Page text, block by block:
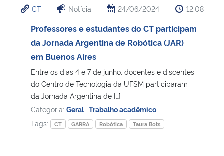
Ministério da Cidadania
Ministério de Minas e Energia
Ministério da Ciência, Tecnologia, Inovações e Comunicações
Ministério do Meio Ambiente
Ministério do Turismo
CT Notícia 24/06/2024 12:08
Professores e estudantes do CT participam
da Jornada Argentina de Robótica (JAR)
em Buenos Aires
Entre os dias 4 e 7 de junho, docentes e discentes
do Centro de Tecnologia da UFSM participaram
da Jornada Argentina de […]
Categoria: Geral Trabalho acadêmico
Tags:
CT GARRA Robótica Taura Bots